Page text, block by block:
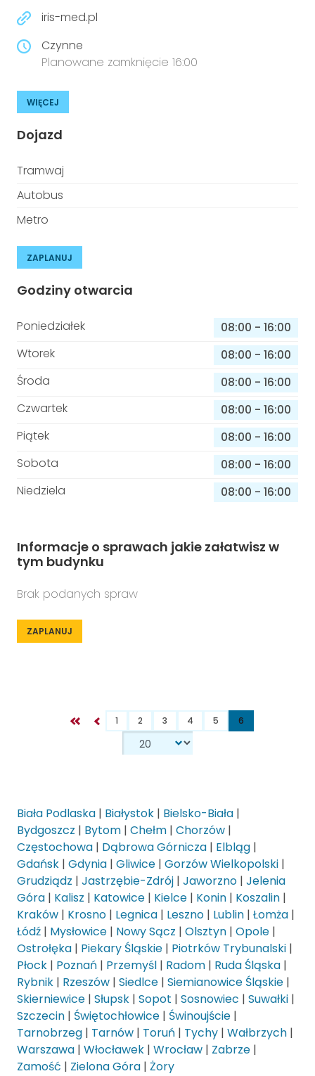
iris-med.pl
Czynne
Planowane zamknięcie 16:00
WIĘCEJ
Dojazd
Tramwaj
Autobus
Metro
ZAPLANUJ
Godziny otwarcia
Poniedziałek 08:00 - 16:00
Wtorek
08:00 - 16:00
Środa
08:00 - 16:00
Czwartek
08:00 - 16:00
Piątek
08:00 - 16:00
Sobota
08:00 - 16:00
Niedziela
08:00 - 16:00
Informacje o sprawach jakie załatwisz w
tym budynku
Brak podanych spraw
ZAPLANUJ
1 2 3 4 5 6
Biała Podlaska | Białystok | Bielsko-Biała |
Bydgoszcz | Bytom | Chełm | Chorzów |
Częstochowa | Dąbrowa Górnicza | Elbląg |
Gdańsk | Gdynia | Gliwice | Gorzów Wielkopolski |
Grudziądz | Jastrzębie-Zdrój | Jaworzno | Jelenia
Góra | Kalisz | Katowice | Kielce | Konin | Koszalin |
Kraków | Krosno | Legnica | Leszno | Lublin | Łomża |
Łódź | Mysłowice | Nowy Sącz | Olsztyn | Opole |
Ostrołęka | Piekary Śląskie | Piotrków Trybunalski |
Płock | Poznań | Przemyśl | Radom | Ruda Śląska |
Rybnik | Rzeszów | Siedlce | Siemianowice Śląskie |
Skierniewice | Słupsk | Sopot | Sosnowiec | Suwałki |
Szczecin | Świętochłowice | Świnoujście |
Tarnobrzeg | Tarnów | Toruń | Tychy | Wałbrzych |
Warszawa | Włocławek | Wrocław | Zabrze |
Zamość | Zielona Góra | Żory